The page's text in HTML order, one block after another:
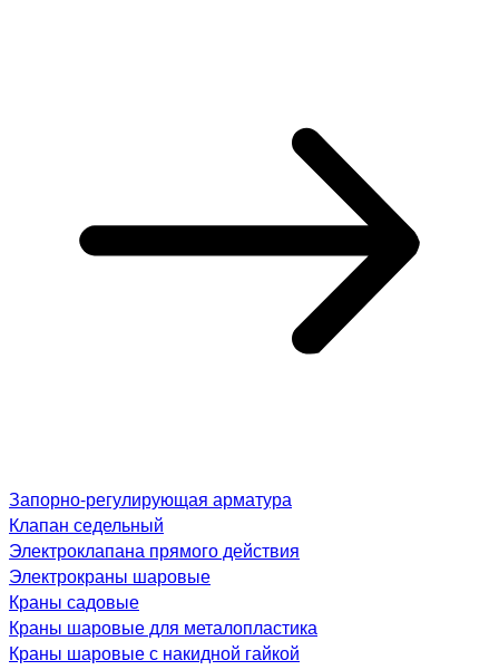
Запорно-регулирующая арматура
Клапан седельный
Электроклапана прямого действия
Электрокраны шаровые
Краны садовые
Краны шаровые для металопластика
Краны шаровые с накидной гайкой